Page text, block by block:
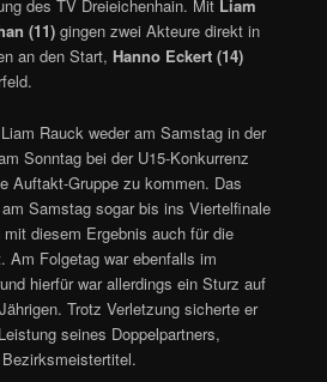
des TV Dreieichenhain. Mit Liam
(11) gingen zwei Akteure direkt in
an den Start, Hanno Eckert (14)
Rauck weder am Samstag in der
Sonntag bei der U15-Konkurrenz
Auftakt-Gruppe zu kommen. Das
Samstag sogar bis ins Viertelfinale
diesem Ergebnis auch für die
Am Folgetag war ebenfalls im
hierfür war allerdings ein Sturz auf
Trotz Verletzung sicherte er
seines Doppelpartners,